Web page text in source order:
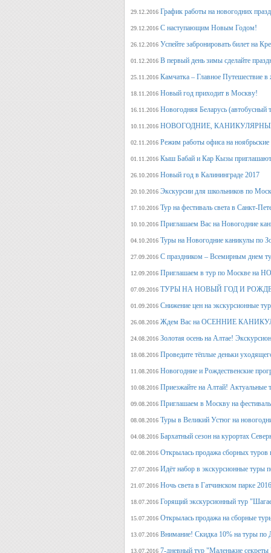
29.12.2016 График работы на новогодних
29.12.2016 С наступающим Новым Годом!
26.12.2016 Успейте забронировать билет на
01.12.2016 В первый день зимы сделайте
25.11.2016 Камчатка – Главное Путешествие
18.11.2016 Новый год приходит в Москву!
16.11.2016 Новогодняя Беларусь
10.11.2016 НОВОГОДНИЕ,
02.11.2016 Режим работы офиса на ноябрьские
01.11.2016 Кыш Бабай и Кар Кызы
26.10.2016 Новый год в Калининграде 2017
20.10.2016 Экскурсии для школьников по
17.10.2016 Тур на фестиваль света в Санкт-
10.10.2016 Приглашаем Вас на Новогодние
04.10.2016 Туры на Новогодние каникулы по
27.09.2016 С праздником – Всемирным днем
12.09.2016 Приглашаем в тур по Москве на
07.09.2016 ТУРЫ НА НОВЫЙ ГОД И
01.09.2016 Снижение цен на экскурсионные
26.08.2016 Ждем Вас на ОСЕННИЕ
24.08.2016 Золотая осень на Алтае!
18.08.2016 Проведите тёплые деньки
11.08.2016 Новогодние и Рождественские
10.08.2016 Приезжайте на Алтай! Актуальные
09.08.2016 Приглашаем в Москву на
08.08.2016 Туры в Великий Устюг на
04.08.2016 Бархатный сезон на курортах
02.08.2016 Открылась продажа сборных туров
27.07.2016 Идёт набор в экскурсионные туры
21.07.2016 Ночь света в Гатчинском парке
18.07.2016 Горящий экскурсионный тур
15.07.2016 Открылась продажа на сборные
13.07.2016 Внимание! Скидка 10% на туры по
13.07.2016 7-дневный тур "Маленькие